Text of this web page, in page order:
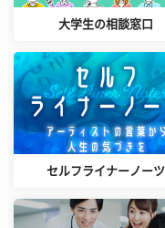
大学生の相談窓口
セルフライナーノーツ